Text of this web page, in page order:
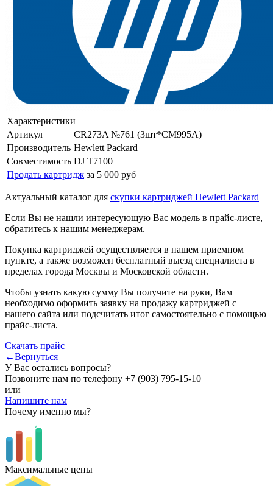
Характеристики
Артикул
CR273A №761 (3шт*CM995A)
Производитель Hewlett Packard
Совместимость DJ T7100
Продать картридж за 5 000 руб
Актуальный каталог для скупки картриджей Hewlett Packard
Если Вы не нашли интересующую Вас модель в прайс-листе,
обратитесь к нашим менеджерам.
Покупка картриджей осуществляется в нашем приемном
пункте, а также возможен бесплатный выезд специалиста в
пределах города Москвы и Московской области.
Чтобы узнать какую сумму Вы получите на руки, Вам
необходимо оформить заявку на продажу картриджей с
нашего сайта или подсчитать итог самостоятельно с помощью
прайс-листа.
Скачать прайс
←Вернуться
У Вас остались вопросы?
Позвоните нам по телефону +7 (903) 795-15-10
или
Напишите нам
Почему именно мы?
Максимальные цены